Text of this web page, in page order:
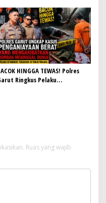
Warga Bersatu Sambut
RI ke-81
HINGGA TEWAS! Polres
Ringkus Pelaku
Ruas yang wajib